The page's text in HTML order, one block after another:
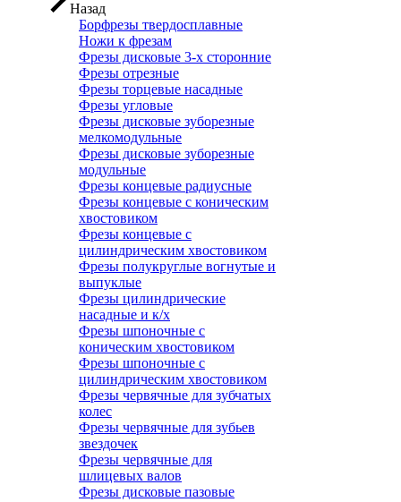
Назад
Борфрезы твердосплавные
Ножи к фрезам
Фрезы дисковые 3-х сторонние
Фрезы отрезные
Фрезы торцевые насадные
Фрезы угловые
Фрезы дисковые зуборезные
мелкомодульные
Фрезы дисковые зуборезные
модульные
Фрезы концевые радиусные
Фрезы концевые с коническим
хвостовиком
Фрезы концевые с
цилиндрическим хвостовиком
Фрезы полукруглые вогнутые и
выпуклые
Фрезы цилиндрические
насадные и к/х
Фрезы шпоночные с
коническим хвостовиком
Фрезы шпоночные с
цилиндрическим хвостовиком
Фрезы червячные для зубчатых
колес
Фрезы червячные для зубьев
звездочек
Фрезы червячные для
шлицевых валов
Фрезы дисковые пазовые